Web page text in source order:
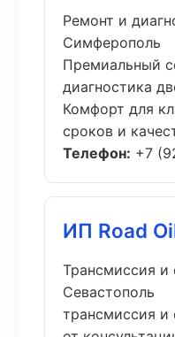
Ремонт и
Симферополь
Премиальный
диагностика
Комфорт для
сроков и
Телефон: +7
ИП Road
Трансмиссия и
Севастополь
трансмиссия и